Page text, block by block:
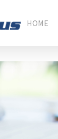
HOME